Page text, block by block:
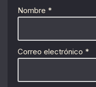
Nombre *
Correo electrónico *